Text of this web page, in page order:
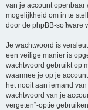
van je account openbaar
mogelijkheid om in te
door de phpBB-software
Je wachtwoord is
een veilige manier is
wachtwoord gebruikt op
waarmee je op je
het nooit aan iemand
wachtwoord van je
vergeten”-optie